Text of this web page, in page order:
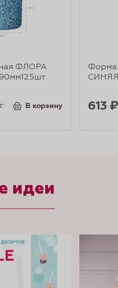
ФЛОРА
В корзину
СИНЯЯ
613 ₽
идеи